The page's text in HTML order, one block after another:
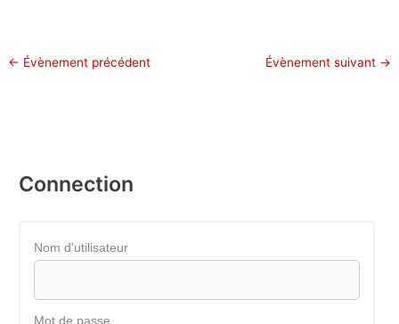
← Évènement précédent Évènement suivant →
Connection
Nom d'utilisateur
Mot de passe